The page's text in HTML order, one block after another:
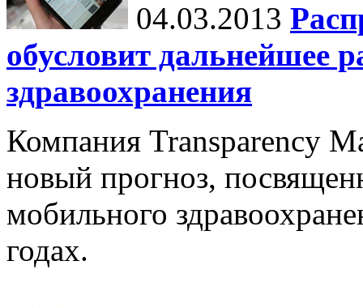
04.03.2013
обусловит дальнейшее
здравоохранения
Компания Transparency
новый прогноз,
мобильного
годах.